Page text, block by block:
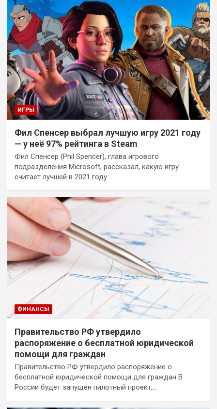
ИГРЫ
Фил Спенсер выбрал лучшую игру 2021 году
— у неё 97% рейтинга в Steam
Фил Спенсер (Phil Spencer), глава игрового
подразделения Microsoft, рассказал, какую игру
считает лучшей в 2021 году.…
ФИНАНСЫ
Правительство РФ утвердило
распоряжение о бесплатной юридической
помощи для граждан
Правительство РФ утвердило распоряжение о
бесплатной юридической помощи для граждан В
России будет запущен пилотный проект,…